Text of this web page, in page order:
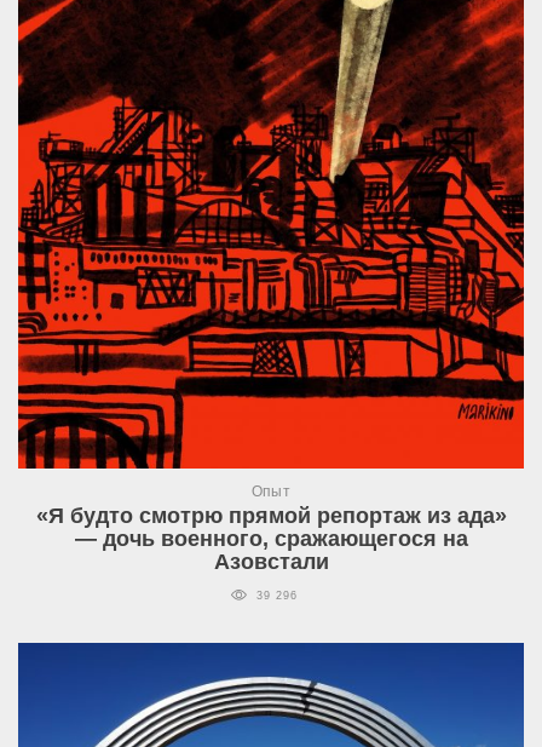
Опыт
«Я будто смотрю прямой репортаж из ада»
— дочь военного, сражающегося на
Азовстали
39 296